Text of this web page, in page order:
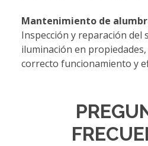
Mantenimiento de
Inspección y reparación del
iluminación en
correcto funcionamiento y